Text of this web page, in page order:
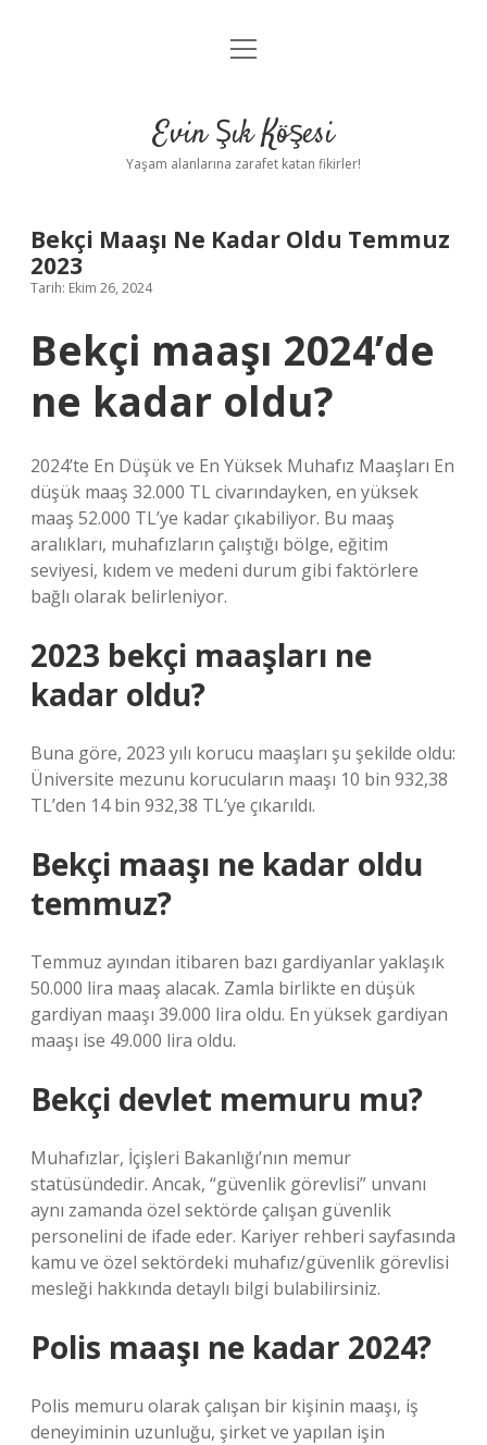
Anasayfa
Yasal Uyarı
menüyü
Evin Şık Köşesi
Yaşam alanlarına zarafet katan fikirler!
Bekçi Maaşı Ne Kadar Oldu Temmuz
2023
Tarih: Ekim 26, 2024
Bekçi maaşı 2024’de
ne kadar oldu?
2024’te En Düşük ve En Yüksek Muhafız Maaşları En
düşük maaş 32.000 TL civarındayken, en yüksek
maaş 52.000 TL’ye kadar çıkabiliyor. Bu maaş
aralıkları, muhafızların çalıştığı bölge, eğitim
seviyesi, kıdem ve medeni durum gibi faktörlere
bağlı olarak belirleniyor.
2023 bekçi maaşları ne
kadar oldu?
Buna göre, 2023 yılı korucu maaşları şu şekilde oldu:
Üniversite mezunu korucuların maaşı 10 bin 932,38
TL’den 14 bin 932,38 TL’ye çıkarıldı.
Bekçi maaşı ne kadar oldu
temmuz?
Temmuz ayından itibaren bazı gardiyanlar yaklaşık
50.000 lira maaş alacak. Zamla birlikte en düşük
gardiyan maaşı 39.000 lira oldu. En yüksek gardiyan
maaşı ise 49.000 lira oldu.
Bekçi devlet memuru mu?
Muhafızlar, İçişleri Bakanlığı’nın memur
statüsündedir. Ancak, “güvenlik görevlisi” unvanı
aynı zamanda özel sektörde çalışan güvenlik
personelini de ifade eder. Kariyer rehberi sayfasında
kamu ve özel sektördeki muhafız/güvenlik görevlisi
mesleği hakkında detaylı bilgi bulabilirsiniz.
Polis maaşı ne kadar 2024?
Polis memuru olarak çalışan bir kişinin maaşı, iş
deneyiminin uzunluğu, şirket ve yapılan işin